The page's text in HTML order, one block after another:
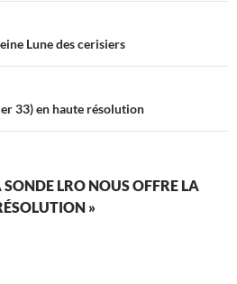
Lune des cerisiers
33) en haute résolution
SONDE LRO NOUS OFFRE LA
»